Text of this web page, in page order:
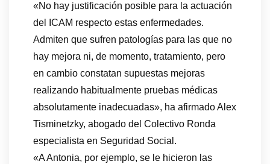
«No hay justificación posible para la actuación
del ICAM respecto estas enfermedades.
Admiten que sufren patologías para las que no
hay mejora ni, de momento, tratamiento, pero
en cambio constatan supuestas mejoras
realizando habitualmente pruebas médicas
absolutamente inadecuadas», ha afirmado Alex
Tisminetzky, abogado del Colectivo Ronda
especialista en Seguridad Social.
«A Antonia, por ejemplo, se le hicieron las